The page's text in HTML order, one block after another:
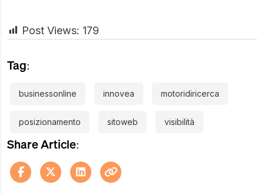
Post Views: 179
Tag:
businessonline innovea motoridiricerca
posizionamento sitoweb visibilità
Share Article: